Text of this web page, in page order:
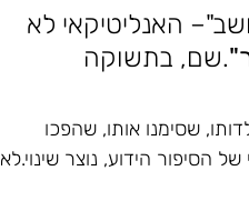
האנליטיקאי לא
.שם, בתשוקה
שסימנו אותו, שהפכו
הסיפור הידוע, נוצר שינוי.לא